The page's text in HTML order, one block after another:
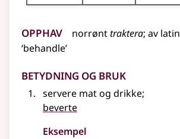
Opphav norrønttraktera; av latin
‘behandle’
Betydning og bruk
servere mat og drikke;
beverte
Eksempel